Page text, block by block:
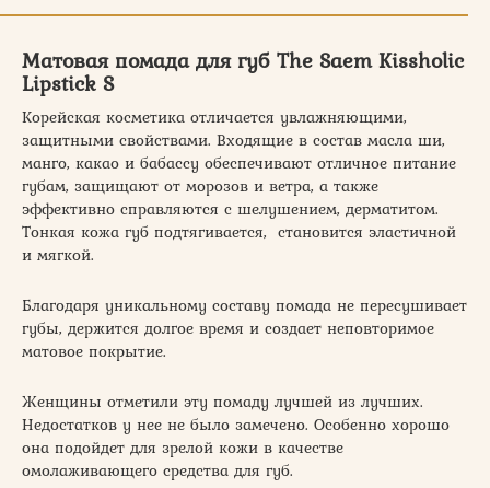
Матовая помада для губ The Saem Kissholic
Lipstick S
Корейская косметика отличается увлажняющими,
защитными свойствами. Входящие в состав масла ши,
манго, какао и бабассу обеспечивают отличное питание
губам, защищают от морозов и ветра, а также
эффективно справляются с шелушением, дерматитом.
Тонкая кожа губ подтягивается, становится эластичной
и мягкой.
Благодаря уникальному составу помада не пересушивает
губы, держится долгое время и создает неповторимое
матовое покрытие.
Женщины отметили эту помаду лучшей из лучших.
Недостатков у нее не было замечено. Особенно хорошо
она подойдет для зрелой кожи в качестве
омолаживающего средства для губ.